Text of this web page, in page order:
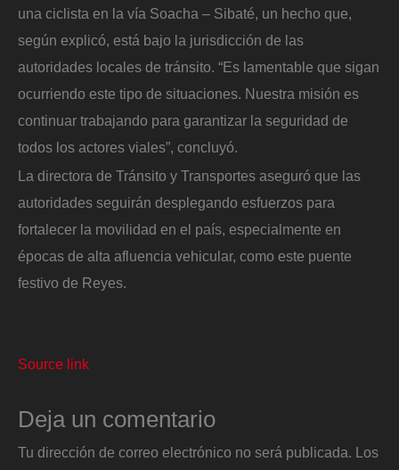
una ciclista en la vía Soacha – Sibaté, un hecho que,
según explicó, está bajo la jurisdicción de las
autoridades locales de tránsito. “Es lamentable que sigan
ocurriendo este tipo de situaciones. Nuestra misión es
continuar trabajando para garantizar la seguridad de
todos los actores viales”, concluyó.
La directora de Tránsito y Transportes aseguró que las
autoridades seguirán desplegando esfuerzos para
fortalecer la movilidad en el país, especialmente en
épocas de alta afluencia vehicular, como este puente
festivo de Reyes.
Source link
Deja un comentario
Tu dirección de correo electrónico no será publicada. Los